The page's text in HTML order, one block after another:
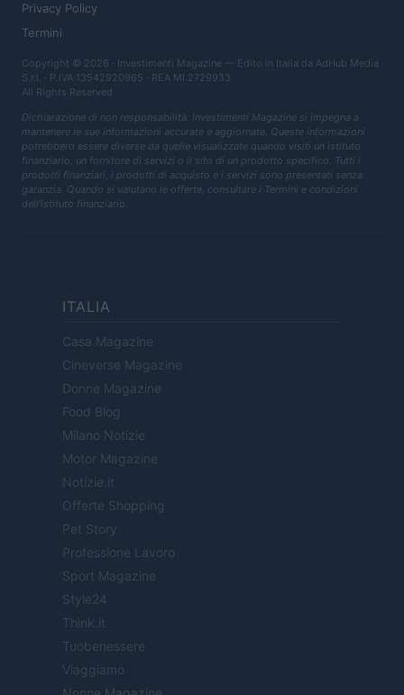
Privacy Policy
Termini
Copyright © 2026 · Investimenti Magazine — Edito in Italia da AdHub Media
S.r.l. · P.IVA 13542920965 · REA MI 2729933
All Rights Reserved
Dichiarazione di non responsabilità: Investimenti Magazine si impegna a
mantenere le sue informazioni accurate e aggiornate. Queste informazioni
potrebbero essere diverse da quelle visualizzate quando visiti un istituto
finanziario, un fornitore di servizi o il sito di un prodotto specifico. Tutti i
prodotti finanziari, i prodotti di acquisto e i servizi sono presentati senza
garanzia. Quando si valutano le offerte, consultare i Termini e condizioni
dell'istituto finanziario.
ITALIA
Casa Magazine
Cineverse Magazine
Donne Magazine
Food Blog
Milano Notizie
Motor Magazine
Notizie.it
Offerte Shopping
Pet Story
Professione Lavoro
Sport Magazine
Style24
Think.it
Tuobenessere
Viaggiamo